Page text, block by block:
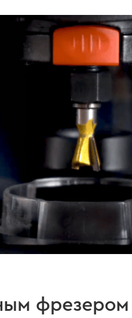
фрезером